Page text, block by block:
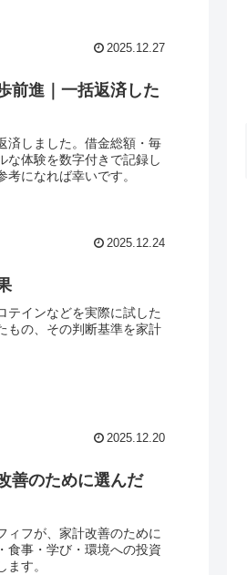
2025.12.27
前進｜一括返済した
済しました。借金総額・毎
な体験を数字付きで記録し
になれば幸いです。
2025.12.24
テインなどを実際に試した
もの、その判断基準を家計
2025.12.20
善のために選んだ
ィフが、家計改善のために
食事・学び・環境への投資
す。